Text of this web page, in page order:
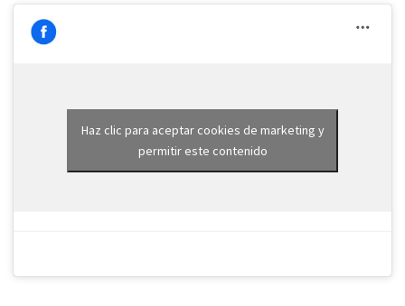
Haz clic para aceptar cookies de marketing y
permitir este contenido